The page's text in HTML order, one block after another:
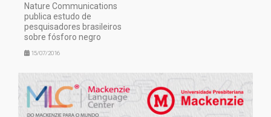
Nature Communications
publica estudo de
pesquisadores brasileiros
sobre fósforo negro
15/07/2016